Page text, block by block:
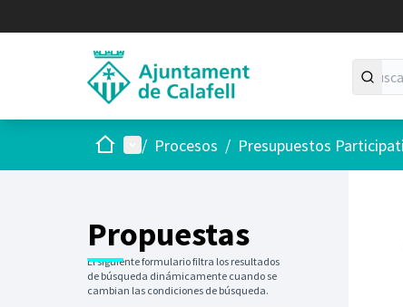
InicioMenú principal
/ Procesos / Presupuestos
Propuestas
El siguiente formulario filtra los resultados
de búsqueda dinámicamente cuando se
cambian las condiciones de búsqueda.